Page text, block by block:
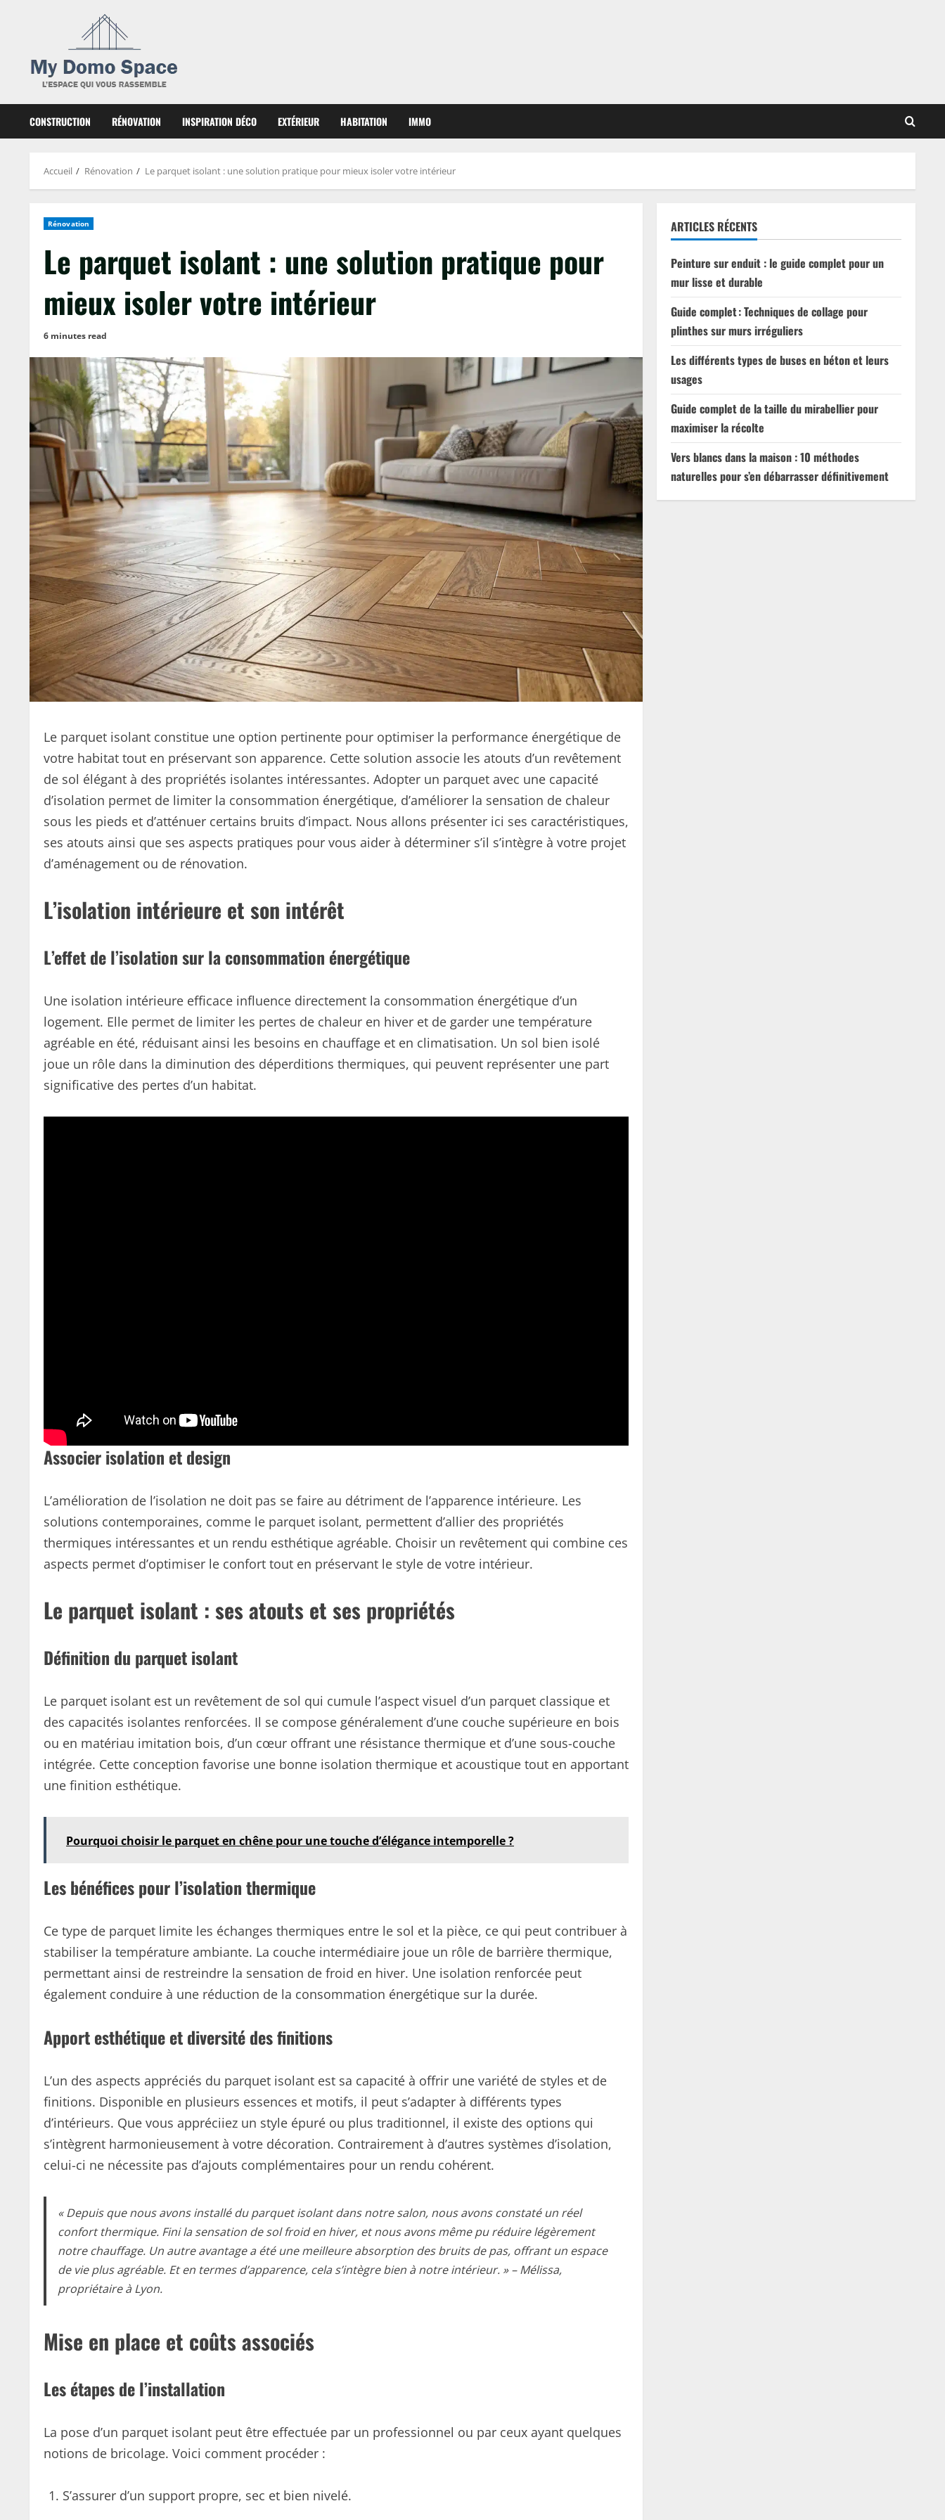
CONSTRUCTION RÉNOVATION INSPIRATION DÉCO EXTÉRIEUR HABITATION IMMO
Accueil Rénovation Le parquet isolant : une solution pratique pour mieux isoler votre intérieur
Rénovation
Le parquet isolant : une solution pratique pour
mieux isoler votre intérieur
6 minutes read
Le parquet isolant constitue une option pertinente pour optimiser la performance énergétique de
votre habitat tout en préservant son apparence. Cette solution associe les atouts d’un revêtement
de sol élégant à des propriétés isolantes intéressantes. Adopter un parquet avec une capacité
d’isolation permet de limiter la consommation énergétique, d’améliorer la sensation de chaleur
sous les pieds et d’atténuer certains bruits d’impact. Nous allons présenter ici ses caractéristiques,
ses atouts ainsi que ses aspects pratiques pour vous aider à déterminer s’il s’intègre à votre projet
d’aménagement ou de rénovation.
L’isolation intérieure et son intérêt
L’effet de l’isolation sur la consommation énergétique
Une isolation intérieure efficace influence directement la consommation énergétique d’un
logement. Elle permet de limiter les pertes de chaleur en hiver et de garder une température
agréable en été, réduisant ainsi les besoins en chauffage et en climatisation. Un sol bien isolé
joue un rôle dans la diminution des déperditions thermiques, qui peuvent représenter une part
significative des pertes d’un habitat.
Associer isolation et design
L’amélioration de l’isolation ne doit pas se faire au détriment de l’apparence intérieure. Les
solutions contemporaines, comme le parquet isolant, permettent d’allier des propriétés
thermiques intéressantes et un rendu esthétique agréable. Choisir un revêtement qui combine ces
aspects permet d’optimiser le confort tout en préservant le style de votre intérieur.
Le parquet isolant : ses atouts et ses propriétés
Définition du parquet isolant
Le parquet isolant est un revêtement de sol qui cumule l’aspect visuel d’un parquet classique et
des capacités isolantes renforcées. Il se compose généralement d’une couche supérieure en bois
ou en matériau imitation bois, d’un cœur offrant une résistance thermique et d’une sous-couche
intégrée. Cette conception favorise une bonne isolation thermique et acoustique tout en apportant
une finition esthétique.
Pourquoi choisir le parquet en chêne pour une touche d’élégance intemporelle ?
Les bénéfices pour l’isolation thermique
Ce type de parquet limite les échanges thermiques entre le sol et la pièce, ce qui peut contribuer à
stabiliser la température ambiante. La couche intermédiaire joue un rôle de barrière thermique,
permettant ainsi de restreindre la sensation de froid en hiver. Une isolation renforcée peut
également conduire à une réduction de la consommation énergétique sur la durée.
Apport esthétique et diversité des finitions
L’un des aspects appréciés du parquet isolant est sa capacité à offrir une variété de styles et de
finitions. Disponible en plusieurs essences et motifs, il peut s’adapter à différents types
d’intérieurs. Que vous appréciiez un style épuré ou plus traditionnel, il existe des options qui
s’intègrent harmonieusement à votre décoration. Contrairement à d’autres systèmes d’isolation,
celui-ci ne nécessite pas d’ajouts complémentaires pour un rendu cohérent.
« Depuis que nous avons installé du parquet isolant dans notre salon, nous avons constaté un réel
confort thermique. Fini la sensation de sol froid en hiver, et nous avons même pu réduire légèrement
notre chauffage. Un autre avantage a été une meilleure absorption des bruits de pas, offrant un espace
de vie plus agréable. Et en termes d’apparence, cela s’intègre bien à notre intérieur. » – Mélissa,
propriétaire à Lyon.
Mise en place et coûts associés
Les étapes de l’installation
La pose d’un parquet isolant peut être effectuée par un professionnel ou par ceux ayant quelques
notions de bricolage. Voici comment procéder :
S’assurer d’un support propre, sec et bien nivelé.
ARTICLES RÉCENTS
Peinture sur enduit : le guide complet pour un
mur lisse et durable
Guide complet : Techniques de collage pour
plinthes sur murs irréguliers
Les différents types de buses en béton et leurs
usages
Guide complet de la taille du mirabellier pour
maximiser la récolte
Vers blancs dans la maison : 10 méthodes
naturelles pour s’en débarrasser définitivement